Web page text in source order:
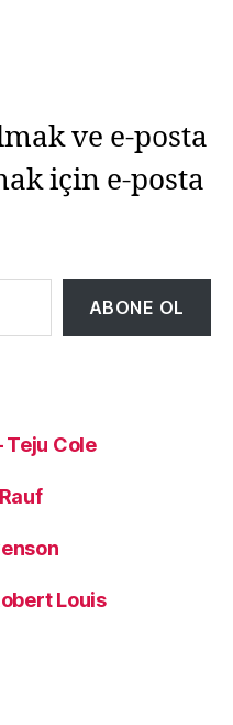
ve e-posta
için e-posta
ABONE OL
Teju Cole
Louis